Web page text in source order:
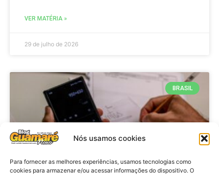
Nós usamos cookies
Para fornecer as melhores experiências, usamos tecnologias como
cookies para armazenar e/ou acessar informações do dispositivo. O
VER MATÉRIA »
29 de julho de 2026
BRASIL